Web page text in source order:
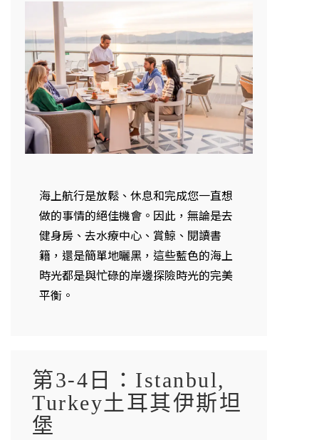
海上航行是放鬆、休息和完成您一直想
做的事情的絕佳機會。因此，無論是去
健身房、去水療中心、賞鯨、閱讀書
籍，還是簡單地曬黑，這些藍色的海上
時光都是與忙碌的岸邊探險時光的完美
平衡。
第3-4日：Istanbul,
Turkey土耳其伊斯坦
堡